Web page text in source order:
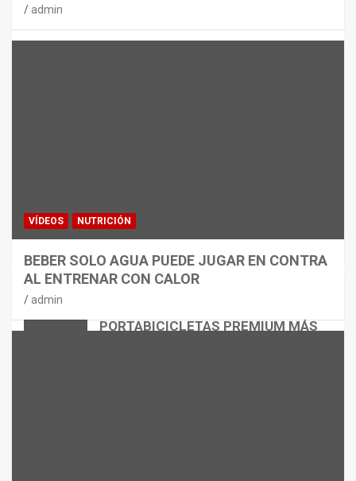
PORTABICICLETAS PREMIUM MÁS
admin
VÍDEOS NUTRICIÓN
BEBER SOLO AGUA PUEDE JUGAR EN CONTRA
AL ENTRENAR CON CALOR
admin